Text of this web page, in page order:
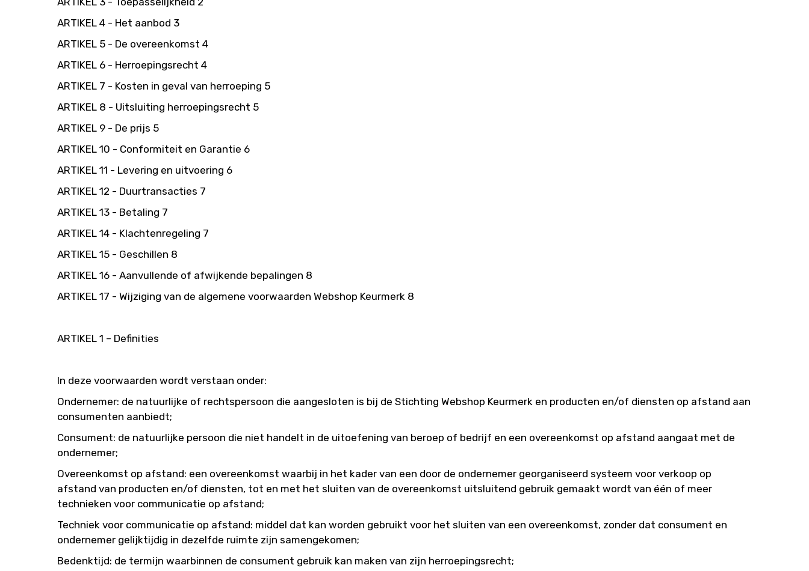
ARTIKEL 4 - Het aanbod 3
ARTIKEL 5 - De overeenkomst 4
ARTIKEL 6 - Herroepingsrecht 4
ARTIKEL 7 - Kosten in geval van herroeping 5
ARTIKEL 8 - Uitsluiting herroepingsrecht 5
ARTIKEL 9 - De prijs 5
ARTIKEL 10 - Conformiteit en Garantie 6
ARTIKEL 11 - Levering en uitvoering 6
ARTIKEL 12 - Duurtransacties 7
ARTIKEL 13 - Betaling 7
ARTIKEL 14 - Klachtenregeling 7
ARTIKEL 15 - Geschillen 8
ARTIKEL 16 - Aanvullende of afwijkende bepalingen 8
ARTIKEL 17 - Wijziging van de algemene voorwaarden Webshop Keurmerk 8
ARTIKEL 1 – Definities
In deze voorwaarden wordt verstaan onder:
Ondernemer: de natuurlijke of rechtspersoon die aangesloten is bij de Stichting Webshop Keurmerk en producten en/of diensten op afstand aan
consumenten aanbiedt;
Consument: de natuurlijke persoon die niet handelt in de uitoefening van beroep of bedrijf en een overeenkomst op afstand aangaat met de
ondernemer;
Overeenkomst op afstand: een overeenkomst waarbij in het kader van een door de ondernemer georganiseerd systeem voor verkoop op
afstand van producten en/of diensten, tot en met het sluiten van de overeenkomst uitsluitend gebruik gemaakt wordt van één of meer
technieken voor communicatie op afstand;
Techniek voor communicatie op afstand: middel dat kan worden gebruikt voor het sluiten van een overeenkomst, zonder dat consument en
ondernemer gelijktijdig in dezelfde ruimte zijn samengekomen;
Bedenktijd: de termijn waarbinnen de consument gebruik kan maken van zijn herroepingsrecht;